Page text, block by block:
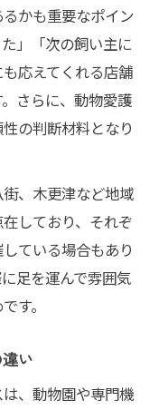
かも重要なポイン
」「次の飼い主に
応えてくれる店舗
さらに、動物愛護
の判断材料となり
、木更津など地域
しており、それぞ
ている場合もあり
足を運んで雰囲気
す。
い
、動物園や専門機